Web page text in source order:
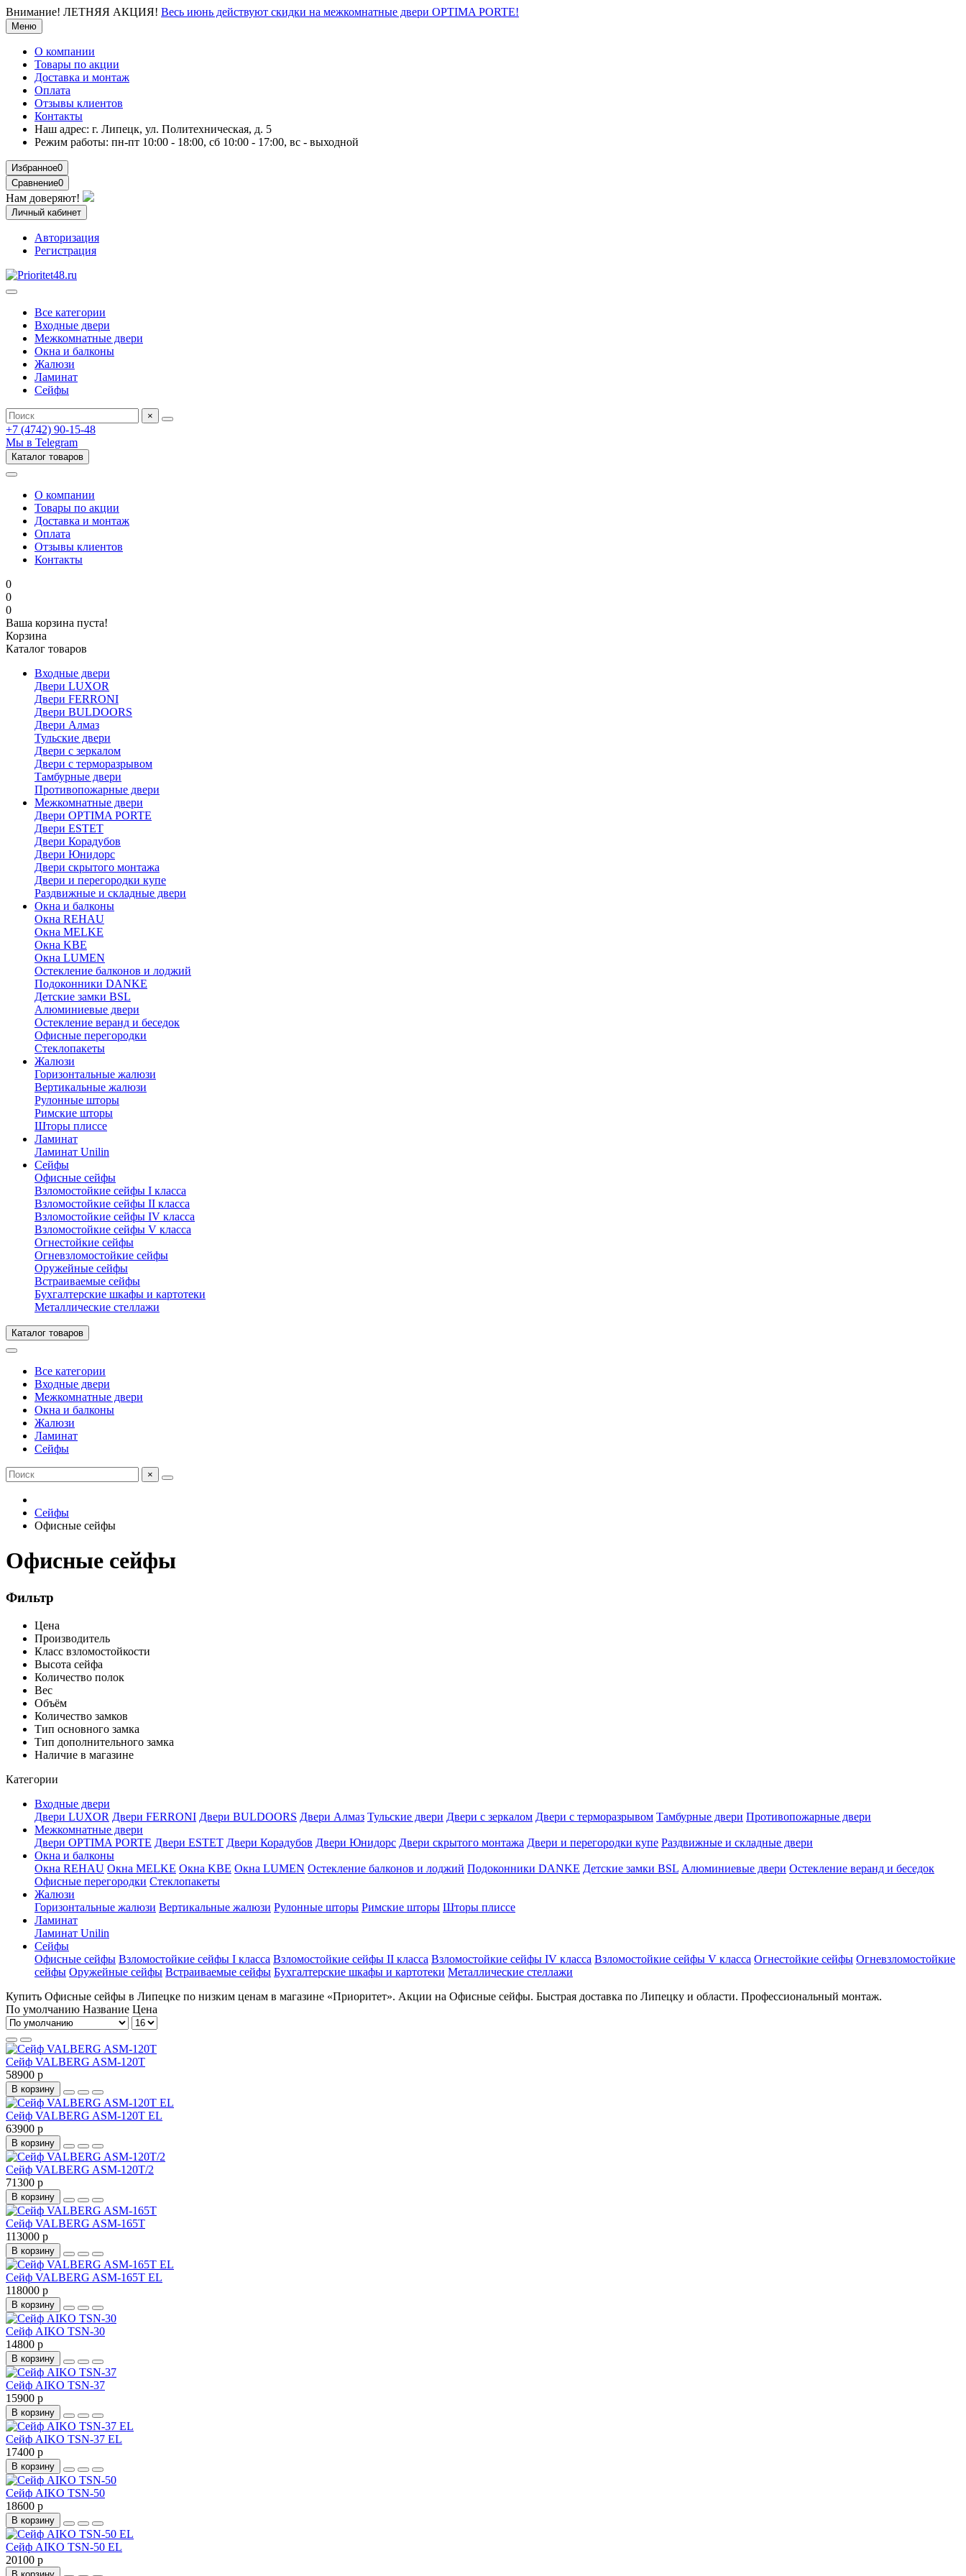
Внимание! ЛЕТНЯЯ АКЦИЯ! Весь июнь действуют скидки на межкомнатные двери OPTIMA PORTE!
Меню
О компании
Товары по акции
Доставка и монтаж
Оплата
Отзывы клиентов
Контакты
Наш адрес: г. Липецк, ул. Политехническая, д. 5
Режим работы: пн-пт 10:00 - 18:00, сб 10:00 - 17:00, вс - выходной
Избранное0
Сравнение0
Нам доверяют!
Личный кабинет
Авторизация
Регистрация
Все категории
Входные двери
Межкомнатные двери
Окна и балконы
Жалюзи
Ламинат
Сейфы
×
+7 (4742) 90-15-48
Мы в Telegram
Каталог товаров
О компании
Товары по акции
Доставка и монтаж
Оплата
Отзывы клиентов
Контакты
0
0
0
Ваша корзина пуста!
Корзина
Каталог товаров
Входные двери
Двери LUXOR
Двери FERRONI
Двери BULDOORS
Двери Алмаз
Тульские двери
Двери с зеркалом
Двери с терморазрывом
Тамбурные двери
Противопожарные двери
Межкомнатные двери
Двери OPTIMA PORTE
Двери ESTET
Двери Корадубов
Двери Юнидорс
Двери скрытого монтажа
Двери и перегородки купе
Раздвижные и складные двери
Окна и балконы
Окна REHAU
Окна MELKE
Окна KBE
Окна LUMEN
Остекление балконов и лоджий
Подоконники DANKE
Детские замки BSL
Алюминиевые двери
Остекление веранд и беседок
Офисные перегородки
Стеклопакеты
Жалюзи
Горизонтальные жалюзи
Вертикальные жалюзи
Рулонные шторы
Римские шторы
Шторы плиссе
Ламинат
Ламинат Unilin
Сейфы
Офисные сейфы
Взломостойкие сейфы I класса
Взломостойкие сейфы II класса
Взломостойкие сейфы IV класса
Взломостойкие сейфы V класса
Огнестойкие сейфы
Огневзломостойкие сейфы
Оружейные сейфы
Встраиваемые сейфы
Бухгалтерские шкафы и картотеки
Металлические стеллажи
Каталог товаров
Все категории
Входные двери
Межкомнатные двери
Окна и балконы
Жалюзи
Ламинат
Сейфы
×
Сейфы
Офисные сейфы
Офисные сейфы
Фильтр
Цена
Производитель
Класс взломостойкости
Высота сейфа
Количество полок
Вес
Объём
Количество замков
Тип основного замка
Тип дополнительного замка
Наличие в магазине
Категории
Входные двери
Двери LUXOR Двери FERRONI Двери BULDOORS Двери Алмаз Тульские двери Двери с зеркалом Двери с терморазрывом Тамбурные двери Противопожарные двери
Межкомнатные двери
Двери OPTIMA PORTE Двери ESTET Двери Корадубов Двери Юнидорс Двери скрытого монтажа Двери и перегородки купе Раздвижные и складные двери
Окна и балконы
Окна REHAU Окна MELKE Окна KBE Окна LUMEN Остекление балконов и лоджий Подоконники DANKE Детские замки BSL Алюминиевые двери Остекление веранд и беседок
Офисные перегородки Стеклопакеты
Жалюзи
Горизонтальные жалюзи Вертикальные жалюзи Рулонные шторы Римские шторы Шторы плиссе
Ламинат
Ламинат Unilin
Сейфы
Офисные сейфы Взломостойкие сейфы I класса Взломостойкие сейфы II класса Взломостойкие сейфы IV класса Взломостойкие сейфы V класса Огнестойкие сейфы Огневзломостойкие
сейфы Оружейные сейфы Встраиваемые сейфы Бухгалтерские шкафы и картотеки Металлические стеллажи
Купить Офисные сейфы в Липецке по низким ценам в магазине «Приоритет». Акции на Офисные сейфы. Быстрая доставка по Липецку и области. Профессиональный монтаж.
По умолчанию Название Цена
Сейф VALBERG ASM-120T
58900 р
В корзину
Сейф VALBERG ASM-120T EL
63900 р
В корзину
Сейф VALBERG ASM-120T/2
71300 р
В корзину
Сейф VALBERG ASM-165T
113000 р
В корзину
Сейф VALBERG ASM-165T EL
118000 р
В корзину
Сейф AIKO TSN-30
14800 р
В корзину
Сейф AIKO TSN-37
15900 р
В корзину
Сейф AIKO TSN-37 EL
17400 р
В корзину
Сейф AIKO TSN-50
18600 р
В корзину
Сейф AIKO TSN-50 EL
20100 р